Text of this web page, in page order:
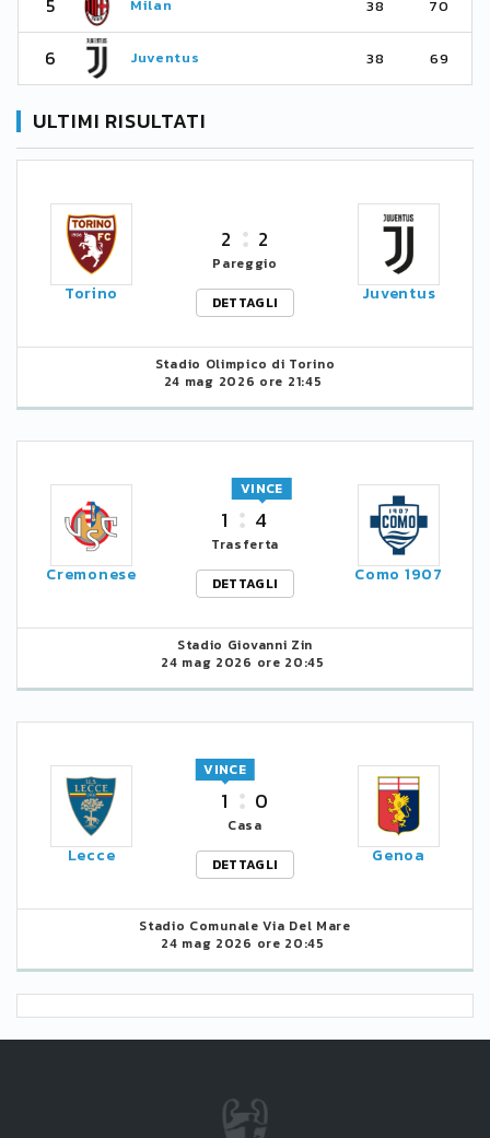
5 Milan 38 70
6 Juventus 38 69
ULTIMI RISULTATI
Torino
2 2
Pareggio
DETTAGLI
Juventus
Stadio Olimpico di Torino
24 mag 2026 ore 21:45
Cremonese
1 4
VINCE
Trasferta
DETTAGLI
Como 1907
Stadio Giovanni Zin
24 mag 2026 ore 20:45
Lecce
1
VINCE
0
Casa
DETTAGLI
Genoa
Stadio Comunale Via Del Mare
24 mag 2026 ore 20:45